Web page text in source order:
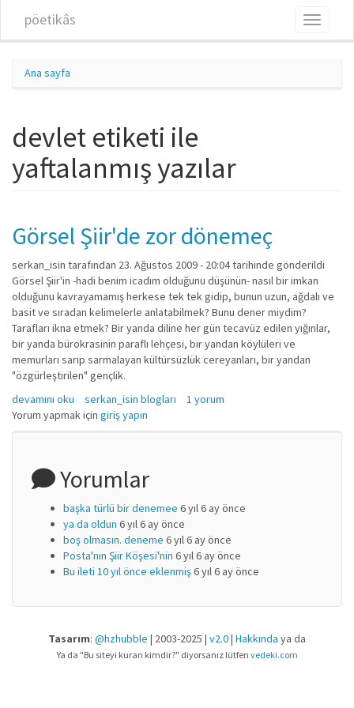
pöetikâs
Toggle
Ana sayfa
devlet etiketi ile
yaftalanmış yazılar
Görsel Şiir'de zor dönemeç
serkan_isin tarafından 23. Ağustos 2009 - 20:04 tarihinde gönderildi
Görsel Şiir'in -hadi benim icadım olduğunu düşünün- nasıl bir imkan
olduğunu kavrayamamış herkese tek tek gidip, bunun uzun, ağdalı ve
basit ve sıradan kelimelerle anlatabilmek? Bunu dener miydim?
Tarafları ikna etmek? Bir yanda diline her gün tecavüz edilen yığınlar,
bir yanda bürokrasinin paraflı lehçesi, bir yandan köylüleri ve
memurları sarıp sarmalayan kültürsüzlük cereyanları, bir yandan
"özgürleştirilen" gençlik.
Görsel Şiir'de zor dönemeç hakkında
devamını oku serkan_isin blogları
1 yorum
Yorum yapmak için giriş yapın
Yorumlar
başka türlü bir denemee 6 yıl 6 ay önce
ya da oldun 6 yıl 6 ay önce
boş olmasın. deneme 6 yıl 6 ay önce
Posta'nın Şiir Köşesi'nin 6 yıl 6 ay önce
Bu ileti 10 yıl önce eklenmiş6 yıl 6 ay önce
Tasarım: @hzhubble | 2003-2025 | v2.0| Hakkında ya da
Ya da "Bu siteyi kuran kimdir?" diyorsanız lütfen vedeki.com